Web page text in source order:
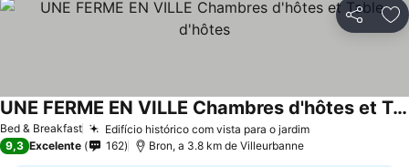
Partilhar
Bed & Breakfast Edifício histórico com vista para o jardim
UNE FERME EN VILLE Chambres d'hôtes et Table d'hôtes
9,3 Excelente 162 Bron, a 3.8 km de Villeurbanne